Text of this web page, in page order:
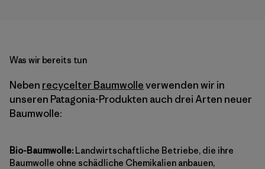
Was wir bereits tun
Neben recycelter Baumwolleverwenden wir in
unseren Patagonia-Produkten auch drei Arten neuer
Baumwolle:
Bio-Baumwolle: Landwirtschaftliche Betriebe, die ihre
Baumwolle ohne schädliche Chemikalien anbauen,